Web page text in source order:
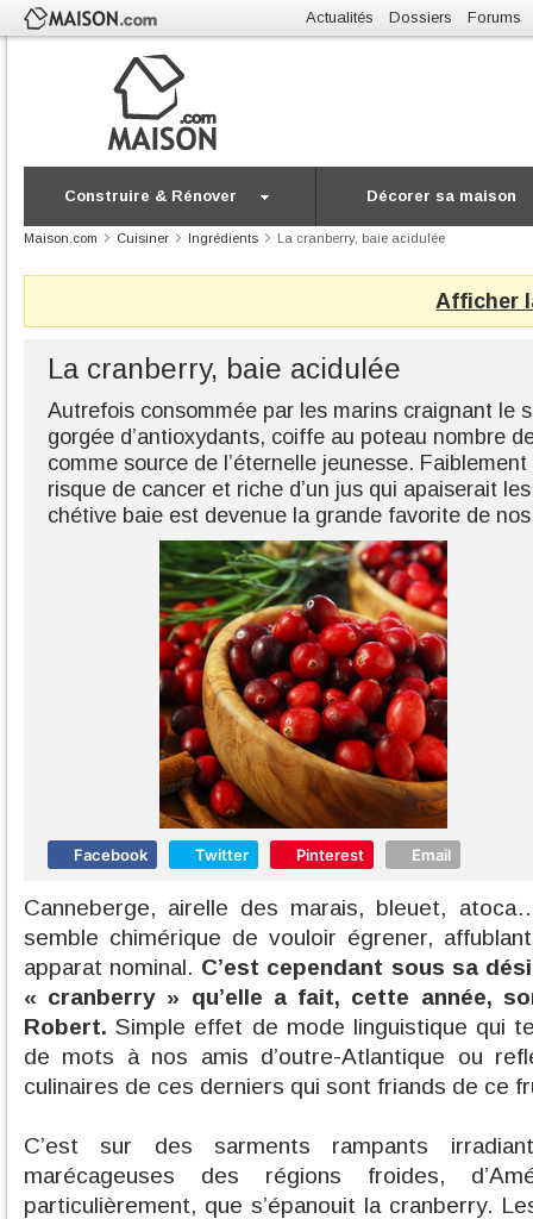
Actualités Dossiers Forums
Construire & Rénover Décorer sa maison
Maison.com Cuisiner Ingrédients La cranberry, baie acidulée
Afficher
La cranberry, baie acidulée
Autrefois consommée par les marins craignant le
gorgée d’antioxydants, coiffe au poteau nombre
comme source de l’éternelle jeunesse.
risque de cancer et riche d’un jus qui apaiserait
chétive baie est devenue la grande favorite de
Facebook Twitter Pinterest Email
Canneberge, airelle des marais, bleuet,
semble chimérique de vouloir égrener,
apparat nominal. C’est cependant sous sa
« cranberry » qu’elle a fait, cette année,
Robert. Simple effet de mode linguistique qui
de mots à nos amis d’outre-Atlantique ou
culinaires de ces derniers qui sont friands de ce
C’est sur des sarments rampants
marécageuses des régions froides,
particulièrement, que s’épanouit la cranberry.